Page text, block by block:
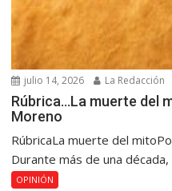
julio 14, 2026 La Redacción
Rúbrica…La muerte del
Moreno
RúbricaLa muerte del
Durante más de una década,
OPINIÓN